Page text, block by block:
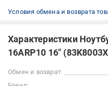
Условия обмена и возврата
Характеристики
16ARP10 16"
Обмен и возврат: